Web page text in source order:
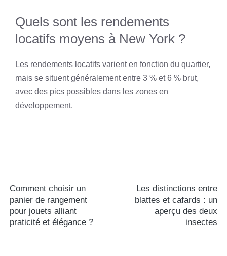
Quels sont les rendements
locatifs moyens à New York ?
Les rendements locatifs varient en fonction du quartier,
mais se situent généralement entre 3 % et 6 % brut,
avec des pics possibles dans les zones en
développement.
Comment choisir un
panier de rangement
pour jouets alliant
praticité et élégance ?
Les distinctions entre
blattes et cafards : un
aperçu des deux
insectes